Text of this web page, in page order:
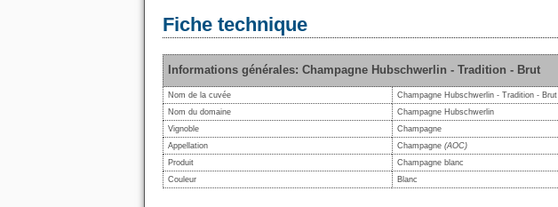
Fiche technique
Informations générales: Champagne Hubschwerlin - Tradition - Brut
Nom de la cuvée
Champagne Hubschwerlin - Tradition - Brut
Nom du domaine
Champagne Hubschwerlin
Vignoble
Champagne
Appellation
Champagne (AOC)
Produit
Champagne blanc
Couleur
Blanc